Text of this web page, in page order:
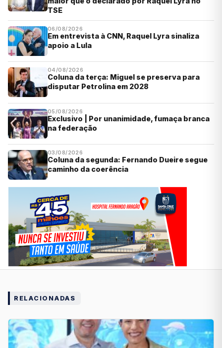
TSE
06/08/2026
Em entrevista à CNN, Raquel Lyra sinaliza
apoio a Lula
04/08/2026
Coluna da terça: Miguel se preserva para
disputar Petrolina em 2028
05/08/2026
Exclusivo | Por unanimidade, fumaça branca
na federação
03/08/2026
Coluna da segunda: Fernando Dueire segue
caminho da coerência
RELACIONADAS